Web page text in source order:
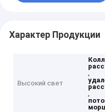
Характер Продукции
Высокий свет
,
,